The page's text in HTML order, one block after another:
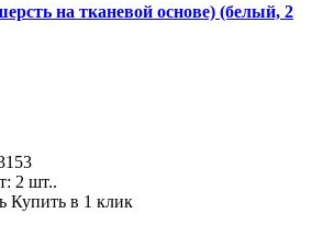
на тканевой основе) (белый, 2
2 шт..
Купить в 1 клик